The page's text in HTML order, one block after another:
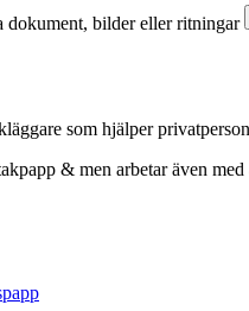
dokument, bilder eller ritningar
som hjälper
& men arbetar även med